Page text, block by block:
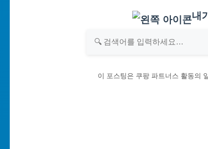
내
이 포스팅은 쿠팡 파트너스 활동의